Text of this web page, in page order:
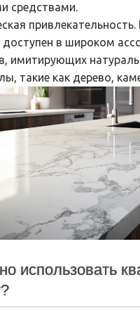
средствами.
в широком
имитирующих
такие как дерево,
использовать